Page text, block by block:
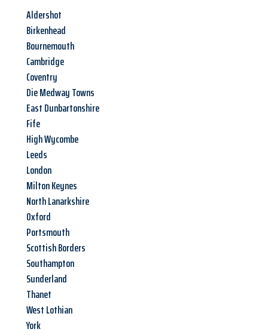
Aldershot
Birkenhead
Bournemouth
Cambridge
Coventry
Die Medway Towns
East Dunbartonshire
Fife
High Wycombe
Leeds
London
Milton Keynes
North Lanarkshire
Oxford
Portsmouth
Scottish Borders
Southampton
Sunderland
Thanet
West Lothian
York